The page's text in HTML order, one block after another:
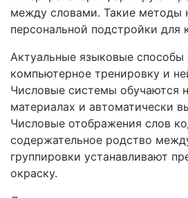
между словами. Такие методы
персональной подстройки для
Актуальные языковые способы
компьютерное тренировку и
Числовые системы обучаются
материалах и автоматически
Числовые отображения слов
содержательное родство
группировки устанавливают
окраску.